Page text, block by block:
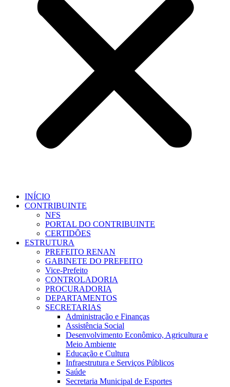
INÍCIO
CONTRIBUINTE
NFS
PORTAL DO CONTRIBUINTE
CERTIDÕES
ESTRUTURA
PREFEITO RENAN
GABINETE DO PREFEITO
Vice-Prefeito
CONTROLADORIA
PROCURADORIA
DEPARTAMENTOS
SECRETARIAS
Administração e Finanças
Assistência Social
Desenvolvimento Econômico, Agricultura e
Meio Ambiente
Educação e Cultura
Infraestrutura e Serviços Públicos
Saúde
Secretaria Municipal de Esportes